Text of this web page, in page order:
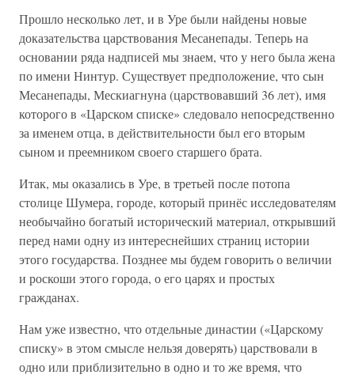
Прошло несколько лет, и в Уре были найдены новые
доказательства царствования Месанепады. Теперь на
основании ряда надписей мы знаем, что у него была жена
по имени Нинтур. Существует предположение, что сын
Месанепады, Мескиагнуна (царствовавший 36 лет), имя
которого в «Царском списке» следовало непосредственно
за именем отца, в действительности был его вторым
сыном и преемником своего старшего брата.
Итак, мы оказались в Уре, в третьей после потопа
столице Шумера, городе, который принёс исследователям
необычайно богатый исторический материал, открывший
перед нами одну из интереснейших страниц истории
этого государства. Позднее мы будем говорить о величии
и роскоши этого города, о его царях и простых
гражданах.
Нам уже известно, что отдельные династии («Царскому
списку» в этом смысле нельзя доверять) царствовали в
одно или приблизительно в одно и то же время, что